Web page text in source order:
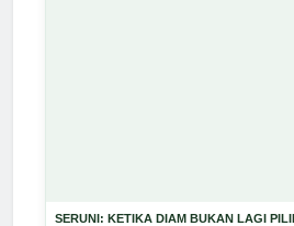
SERUNI: KETIKA DIAM BUKAN LAGI